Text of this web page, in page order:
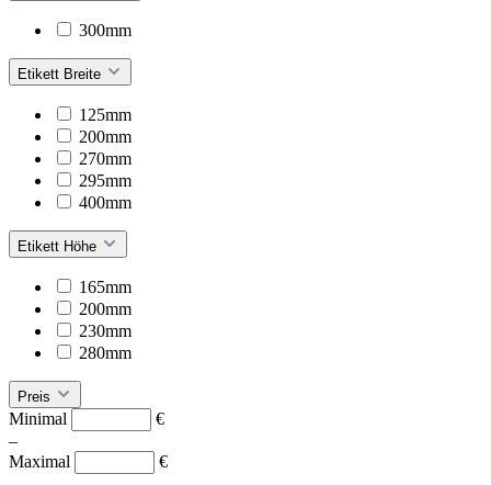
300mm
Etikett Breite
125mm
200mm
270mm
295mm
400mm
Etikett Höhe
165mm
200mm
230mm
280mm
Preis
Minimal
€
–
Maximal
€